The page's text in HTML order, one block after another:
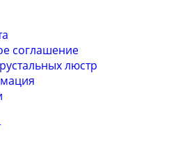
соглашение
люстр